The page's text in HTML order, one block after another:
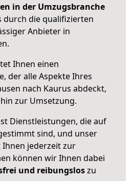
in der Umzugsbranche
durch die qualifizierten
Anbieter in
Ihnen einen
der alle Aspekte Ihres
nach Kaurus abdeckt,
zur Umsetzung.
Dienstleistungen, die auf
sind, und unser
Ihnen jederzeit zur
können wir Ihnen dabei
und reibungsloszu